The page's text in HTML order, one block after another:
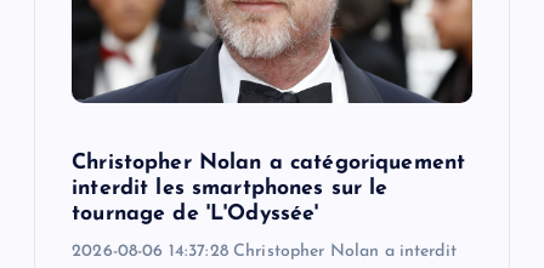
Christopher Nolan a catégoriquement
interdit les smartphones sur le
tournage de 'L'Odyssée'
2026-08-06 14:37:28 Christopher Nolan a interdit